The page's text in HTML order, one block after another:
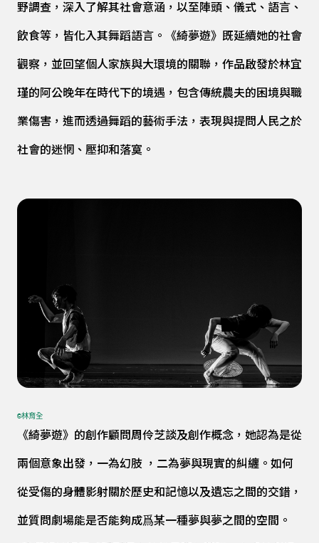
野調查，深入了解其社會意涵，以至陣頭、儀式、語言、
飲食等，皆化入其舞蹈語言。《綺夢遊》既延續她的社會
觀察，並回望個人家族與大環境的關聯，作品啟發於林宜
瑾的阿公晚年在時代下的境遇，包含傳統農夫的困境與職
業傷害，進而透過舞蹈的藝術手法，表現與提問人民之於
社會的迷惘、壓抑和落寞。
©林育全
《綺夢遊》的創作顧問周伶芝談及創作概念，她認為是從
兩個意象出發，一為幻肢 ，二為夢與現實的糾纏。如何
從受傷的身體影射關於歷史和記憶以及遺忘之間的交錯，
並質問劇場能是否能夠成爲某一種夢與夢之間的空間。